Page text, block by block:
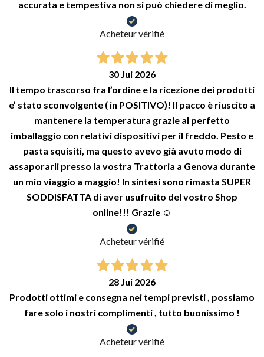
accurata e tempestiva non si può chiedere di meglio.
Acheteur vérifié
30 Jui 2026
Il tempo trascorso fra l’ordine e la ricezione dei prodotti
e’ stato sconvolgente ( in POSITIVO)! Il pacco è riuscito a
mantenere la temperatura grazie al perfetto
imballaggio con relativi dispositivi per il freddo. Pesto e
pasta squisiti, ma questo avevo già avuto modo di
assaporarli presso la vostra Trattoria a Genova durante
un mio viaggio a maggio! In sintesi sono rimasta SUPER
SODDISFATTA di aver usufruito del vostro Shop
online!!! Grazie ☺️
Acheteur vérifié
28 Jui 2026
Prodotti ottimi e consegna nei tempi previsti , possiamo
fare solo i nostri complimenti , tutto buonissimo !
Acheteur vérifié